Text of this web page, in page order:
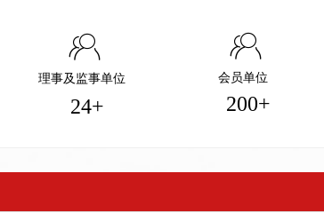
理事及监事单位
24+
ꁘ
会员单位
200+
ꁘ